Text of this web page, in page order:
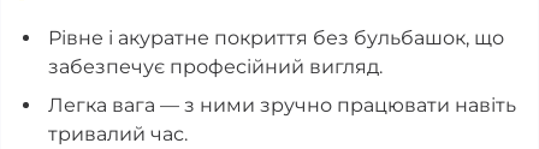
Рівне і акуратне покриття без бульбашок, що
забезпечує професійний вигляд.
Легка вага — з ними зручно працювати навіть
тривалий час.